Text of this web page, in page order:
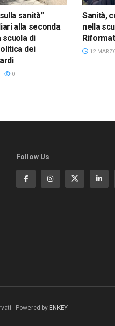
sanità”
alla seconda
scuola di
dei
0
Sanità,
nella
12
Follow Us
- Powered by ENKEY.